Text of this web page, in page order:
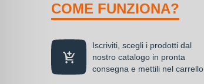
COME FUNZIONA?
Iscriviti, scegli i prodotti dal
nostro catalogo in pronta
consegna e mettili nel carrello.